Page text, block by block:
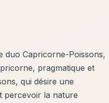
duo Capricorne-Poissons,
pragmatique et
qui désire une
percevoir la nature